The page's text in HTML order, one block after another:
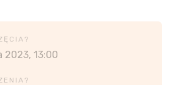
2023, 13:00